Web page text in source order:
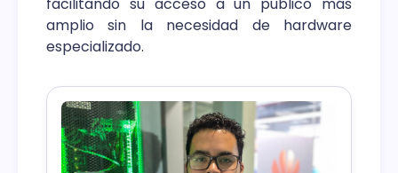
amplio sin la necesidad de hardware
especializado.